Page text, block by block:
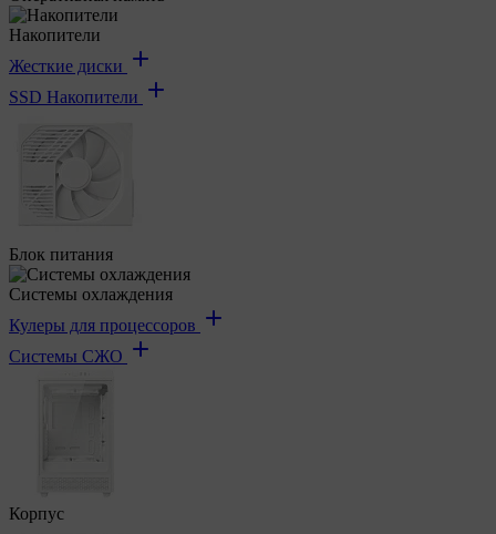
Накопители
Жесткие диски
SSD Накопители
Блок питания
Системы охлаждения
Кулеры для процессоров
Системы СЖО
Корпус